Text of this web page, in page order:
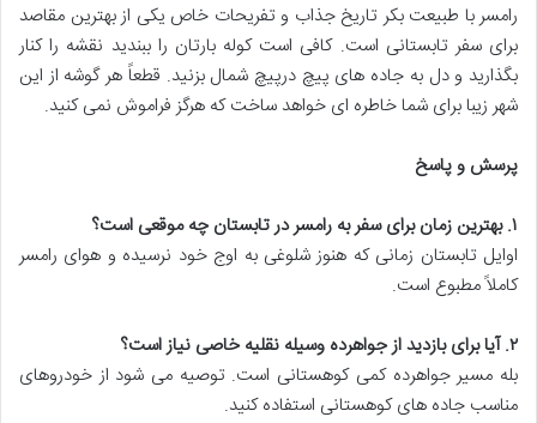
رامسر با طبیعت بکر تاریخ جذاب و تفریحات خاص یکی از بهترین مقاصد
برای سفر تابستانی است. کافی است کوله بارتان را ببندید نقشه را کنار
بگذارید و دل به جاده های پیچ درپیچ شمال بزنید. قطعاً هر گوشه از این
شهر زیبا برای شما خاطره ای خواهد ساخت که هرگز فراموش نمی کنید.
پرسش و پاسخ
۱.بهترین زمان برای سفر به رامسر در تابستان چه موقعی است؟
اوایل تابستان زمانی که هنوز شلوغی به اوج خود نرسیده و هوای رامسر
کاملاً مطبوع است.
۲.آیا برای بازدید از جواهرده وسیله نقلیه خاصی نیاز است؟
بله مسیر جواهرده کمی کوهستانی است. توصیه می شود از خودروهای
مناسب جاده های کوهستانی استفاده کنید.